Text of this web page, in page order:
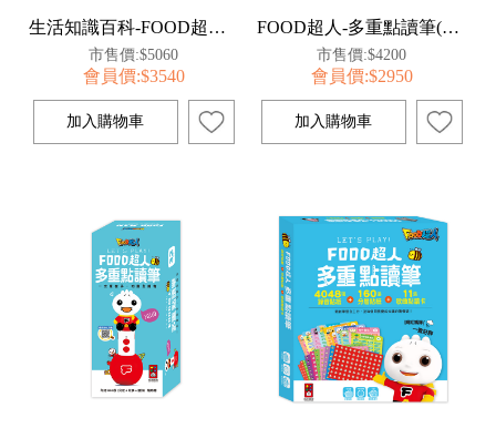
生活知識百科-FOOD超人多重點讀筆套組
市售價:$5060
會員價:$3540
FOOD超人-多重點讀筆(32G+內建386首曲目+充電底座+藍牙功能+錄音貼紙+歌曲點讀卡+傳輸線)
市售價:$4200
會員價:$2950